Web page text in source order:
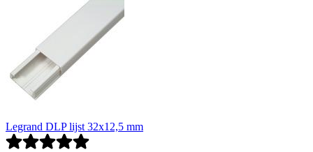
Legrand DLP lijst 32x12,5 mm